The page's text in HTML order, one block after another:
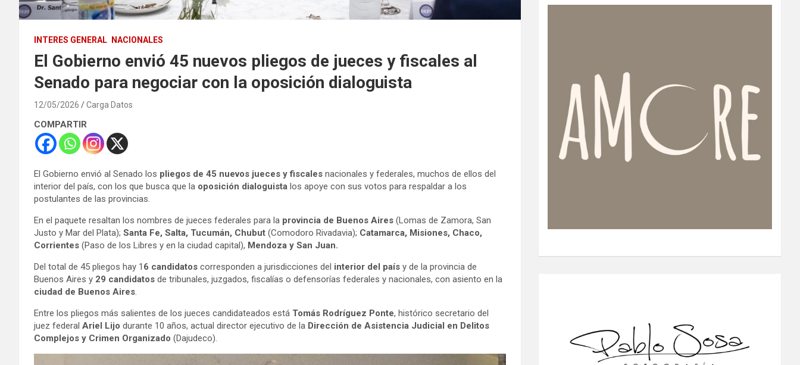
INTERES GENERAL NACIONALES
El Gobierno envió 45 nuevos pliegos de jueces y fiscales al
Senado para negociar con la oposición dialoguista
12/05/2026 Carga Datos
COMPARTIR
El Gobierno envió al Senado los pliegos de 45 nuevos jueces y fiscales nacionales y federales, muchos de ellos del
interior del país, con los que busca que la oposición dialoguista los apoye con sus votos para respaldar a los
postulantes de las provincias.
En el paquete resaltan los nombres de jueces federales para la provincia de Buenos Aires (Lomas de Zamora, San
Justo y Mar del Plata); Santa Fe, Salta, Tucumán, Chubut (Comodoro Rivadavia); Catamarca, Misiones, Chaco,
Corrientes (Paso de los Libres y en la ciudad capital), Mendoza y San Juan.
Del total de 45 pliegos hay 1 6 candidatos corresponden a jurisdicciones del interior del país y de la provincia de
Buenos Aires y 29 candidatos de tribunales, juzgados, fiscalías o defensorías federales y nacionales, con asiento en la
ciudad de Buenos Aires.
Entre los pliegos más salientes de los jueces candidateados está Tomás Rodríguez Ponte, histórico secretario del
juez federal Ariel Lijo durante 10 años, actual director ejecutivo de la Dirección de Asistencia Judicial en Delitos
Complejos y Crimen Organizado (Dajudeco).